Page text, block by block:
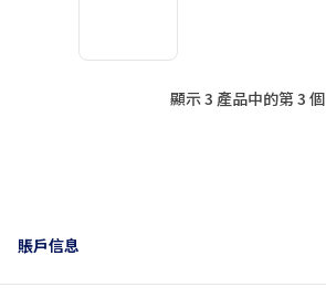
顯示 3 產品中的第 3 個
賬戶信息